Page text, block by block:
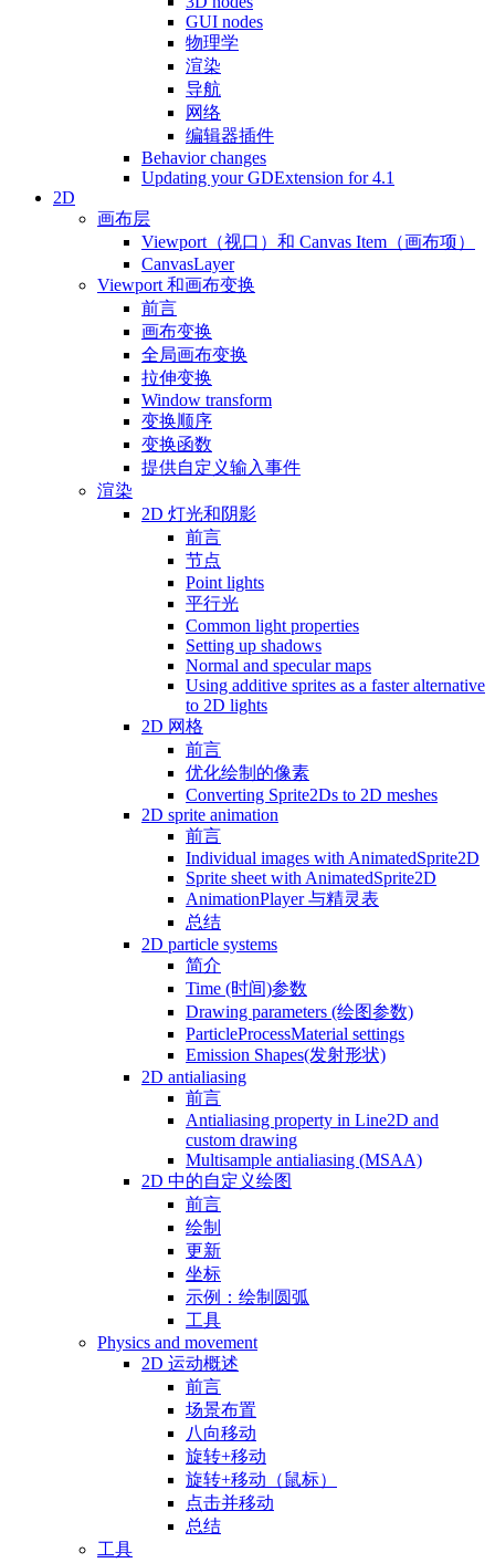
GUI nodes
物理学
渲染
导航
网络
编辑器插件
Behavior changes
Updating your GDExtension for 4.1
2D
画布层
Viewport（视口）和 Canvas Item（画布项）
CanvasLayer
Viewport 和画布变换
前言
画布变换
全局画布变换
拉伸变换
Window transform
变换顺序
变换函数
提供自定义输入事件
渲染
2D 灯光和阴影
前言
节点
Point lights
平行光
Common light properties
Setting up shadows
Normal and specular maps
Using additive sprites as a faster alternative
to 2D lights
2D 网格
前言
优化绘制的像素
Converting Sprite2Ds to 2D meshes
2D sprite animation
前言
Individual images with AnimatedSprite2D
Sprite sheet with AnimatedSprite2D
AnimationPlayer 与精灵表
总结
2D particle systems
简介
Time (时间)参数
Drawing parameters (绘图参数)
ParticleProcessMaterial settings
Emission Shapes(发射形状)
2D antialiasing
前言
Antialiasing property in Line2D and
custom drawing
Multisample antialiasing (MSAA)
2D 中的自定义绘图
前言
绘制
更新
坐标
示例：绘制圆弧
工具
Physics and movement
2D 运动概述
前言
场景布置
八向移动
旋转+移动
旋转+移动（鼠标）
点击并移动
总结
工具